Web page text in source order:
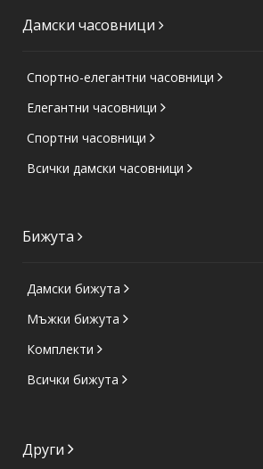
Дамски часовници
Спортно-елегантни часовници
Елегантни часовници
Спортни часовници
Всички дамски часовници
Бижута
Дамски бижута
Мъжки бижута
Комплекти
Всички бижута
Други